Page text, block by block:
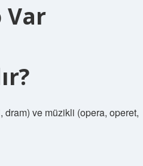
Var
dram) ve müzikli (opera, operet,